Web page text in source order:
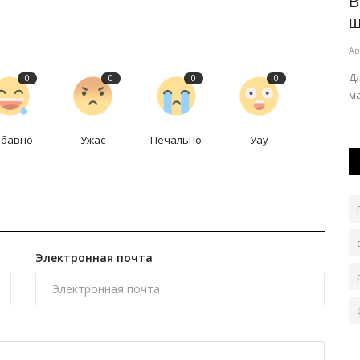
0 0
Ужас
0
Печально
0
Уау
Электронная почта
Первый заместитель акима области посетил Успенский
район.